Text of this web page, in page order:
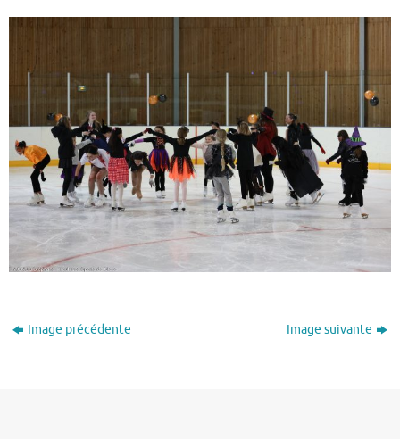
Image précédente Image suivante